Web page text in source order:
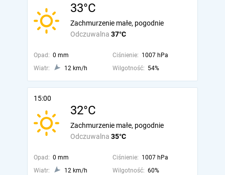
33°C
Odczuwalna 37°C
Zachmurzenie małe, pogodnie
Opad: 0 mm Ciśnienie: 1007 hPa
Wiatr:
12 km/h Wilgotność: 54%
15:00
32°C
Odczuwalna 35°C
Zachmurzenie małe, pogodnie
Opad: 0 mm Ciśnienie: 1007 hPa
Wiatr:
12 km/h Wilgotność: 60%